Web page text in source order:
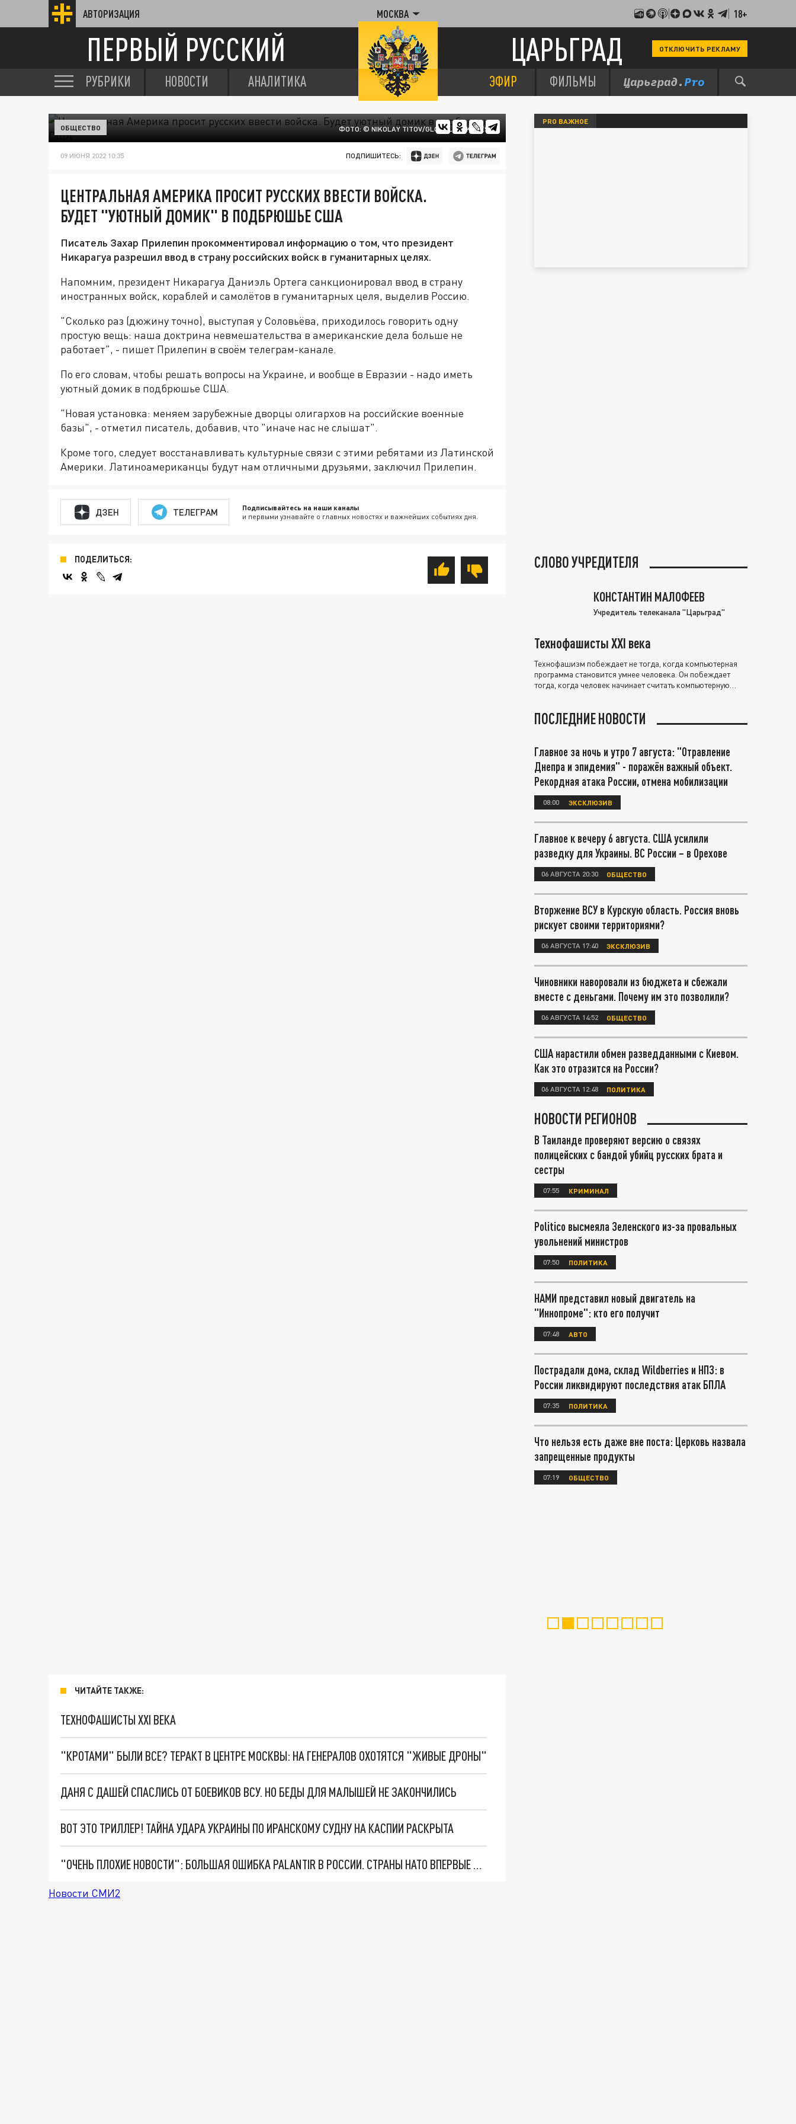
АВТОРИЗАЦИЯ МОСКВА 18+
ПЕРВЫЙ РУССКИЙ ЦАРЬГРАД ОТКЛЮЧИТЬ РЕКЛАМУ
РУБРИКИ НОВОСТИ АНАЛИТИКА ЭФИР ФИЛЬМЫ
ФОТО: © NIKOLAY TITOV/GLOBALLOOKPRESS
ОБЩЕСТВО
09 ИЮНЯ 2022 10:35 ПОДПИШИТЕСЬ:
ЦЕНТРАЛЬНАЯ АМЕРИКА ПРОСИТ РУССКИХ ВВЕСТИ ВОЙСКА.
БУДЕТ "УЮТНЫЙ ДОМИК" В ПОДБРЮШЬЕ США
Писатель Захар Прилепин прокомментировал информацию о том, что президент
Никарагуа разрешил ввод в страну российских войск в гуманитарных целях.
Напомним, президент Никарагуа Даниэль Ортега санкционировал ввод в страну
иностранных войск, кораблей и самолётов в гуманитарных целя, выделив Россию.
"Сколько раз (дюжину точно), выступая у Соловьёва, приходилось говорить одну
простую вещь: наша доктрина невмешательства в американские дела больше не
работает", - пишет Прилепин в своём телеграм-канале.
По его словам, чтобы решать вопросы на Украине, и вообще в Евразии - надо иметь
уютный домик в подбрюшье США.
"Новая установка: меняем зарубежные дворцы олигархов на российские военные
базы", - отметил писатель, добавив, что "иначе нас не слышат".
Кроме того, следует восстанавливать культурные связи с этими ребятами из Латинской
Америки. Латиноамериканцы будут нам отличными друзьями, заключил Прилепин.
ДЗЕН ТЕЛЕГРАМ Подписывайтесь на наши каналы
и первыми узнавайте о главных новостях и важнейших событиях дня.
ПОДЕЛИТЬСЯ:
ЧИТАЙТЕ ТАКЖЕ:
ТЕХНОФАШИСТЫ XXI ВЕКА
"КРОТАМИ" БЫЛИ ВСЕ? ТЕРАКТ В ЦЕНТРЕ МОСКВЫ: НА ГЕНЕРАЛОВ ОХОТЯТСЯ "ЖИВЫЕ ДРОНЫ"
ДАНЯ С ДАШЕЙ СПАСЛИСЬ ОТ БОЕВИКОВ ВСУ. НО БЕДЫ ДЛЯ МАЛЫШЕЙ НЕ ЗАКОНЧИЛИСЬ
ВОТ ЭТО ТРИЛЛЕР! ТАЙНА УДАРА УКРАИНЫ ПО ИРАНСКОМУ СУДНУ НА КАСПИИ РАСКРЫТА
"ОЧЕНЬ ПЛОХИЕ НОВОСТИ": БОЛЬШАЯ ОШИБКА PALANTIR В РОССИИ. СТРАНЫ НАТО ВПЕРВЫЕ ЗА СВО ОСТАНОВИЛИ ПОСТАВКИ ОРУЖИЯ. ВСУ ТЕРЯЮТ ПРИГРАНИЧЬЕ?
Новости СМИ2
PRO ВАЖНОЕ
СЛОВО УЧРЕДИТЕЛЯ
КОНСТАНТИН МАЛОФЕЕВ
Учредитель телеканала "Царьград"
Технофашисты XXI века
Технофашизм побеждает не тогда, когда компьютерная
программа становится умнее человека. Он побеждает
тогда, когда человек начинает считать компьютерную
ПОСЛЕДНИЕ НОВОСТИ
Главное за ночь и утро 7 августа: "Отравление
Днепра и эпидемия" - поражён важный объект.
Рекордная атака России, отмена мобилизации
08:00 ЭКСКЛЮЗИВ
Главное к вечеру 6 августа. США усилили
разведку для Украины. ВС России – в Орехове
06 АВГУСТА 20:30 ОБЩЕСТВО
Вторжение ВСУ в Курскую область. Россия вновь
рискует своими территориями?
06 АВГУСТА 17:40 ЭКСКЛЮЗИВ
Чиновники наворовали из бюджета и сбежали
вместе с деньгами. Почему им это позволили?
06 АВГУСТА 14:52 ОБЩЕСТВО
США нарастили обмен разведданными с Киевом.
Как это отразится на России?
06 АВГУСТА 12:48 ПОЛИТИКА
НОВОСТИ РЕГИОНОВ
В Таиланде проверяют версию о связях
полицейских с бандой убийц русских брата и
сестры
07:55 КРИМИНАЛ
Politico высмеяла Зеленского из-за провальных
увольнений министров
07:50 ПОЛИТИКА
НАМИ представил новый двигатель на
"Иннопроме": кто его получит
07:48 АВТО
Пострадали дома, склад Wildberries и НПЗ: в
России ликвидируют последствия атак БПЛА
07:35 ПОЛИТИКА
Что нельзя есть даже вне поста: Церковь назвала
запрещенные продукты
07:19 ОБЩЕСТВО